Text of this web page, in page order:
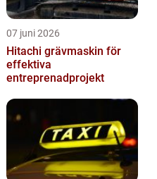
07 juni 2026
Hitachi grävmaskin för
effektiva
entreprenadprojekt